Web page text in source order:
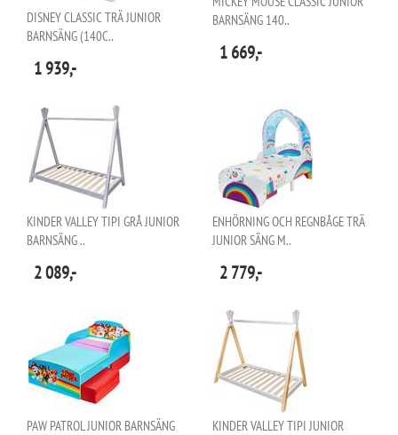
DISNEY CLASSIC TRÄ JUNIOR
BARNSÄNG (140C..
1 939,-
BARNSÄNG 140..
1 669,-
KINDER VALLEY TIPI GRÅ JUNIOR
BARNSÄNG ..
2 089,-
ENHÖRNING OCH REGNBÅGE TRÄ
JUNIOR SÄNG M..
2 779,-
PAW PATROL JUNIOR BARNSÄNG
KINDER VALLEY TIPI JUNIOR